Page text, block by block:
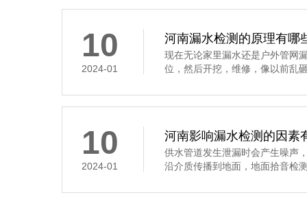
10
2024-01
河南漏水检测的原理有哪
现在无论家里漏水还是户外管网
位，然后开挖，维修，像以前乱
10
2024-01
河南影响漏水检测的因素
供水管道发生泄漏时会产生噪声
沿介质传播到地面，地面拾音检